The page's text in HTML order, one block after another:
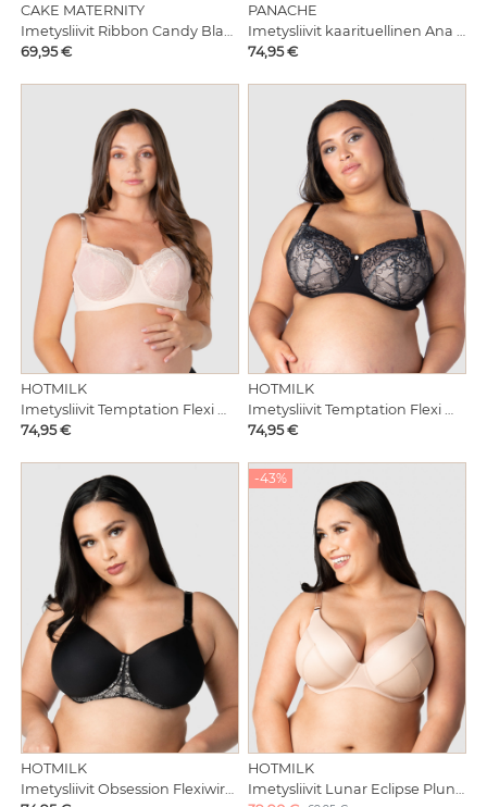
CAKE MATERNITY
Hinta
69,95 €
PANACHE
Hinta
74,95 €
HOTMILK
Imetysliivit Temptation Flexi Wire Powder
Hinta
74,95 €
HOTMILK
Imetysliivit Temptation Flexi Wire Black
Hinta
74,95 €
HOTMILK
-43%
HOTMILK